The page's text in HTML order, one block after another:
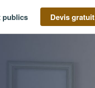
publics Devis gratuit